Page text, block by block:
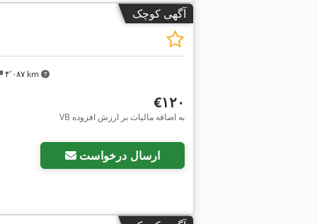
آگهی کوچک
۴٬۰۸۷ km
‎€۱۲۰
VB به اضافه مالیات بر ارزش افزوده
ارسال درخواست